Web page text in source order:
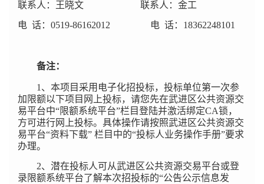
联系人：王晓文 联系人：金工
电 话：0519-86162012 电 话：18362248101
备注：
1 、本项目采用电子化招投标，投标单位第一次参
加限额以下项目网上投标，请您先在武进区公共资源交
易平台中“限额系统平台”栏目登陆并激活绑定CA锁，
方可进行网上投标。具体操作请按照武进区公共资源交
易平台“资料下载” 栏目中的“投标人业务操作手册”要求
办理。
2、潜在投标人可从武进区公共资源交易平台或登
录限额系统平台了解本次招投标的“公告公示信息发